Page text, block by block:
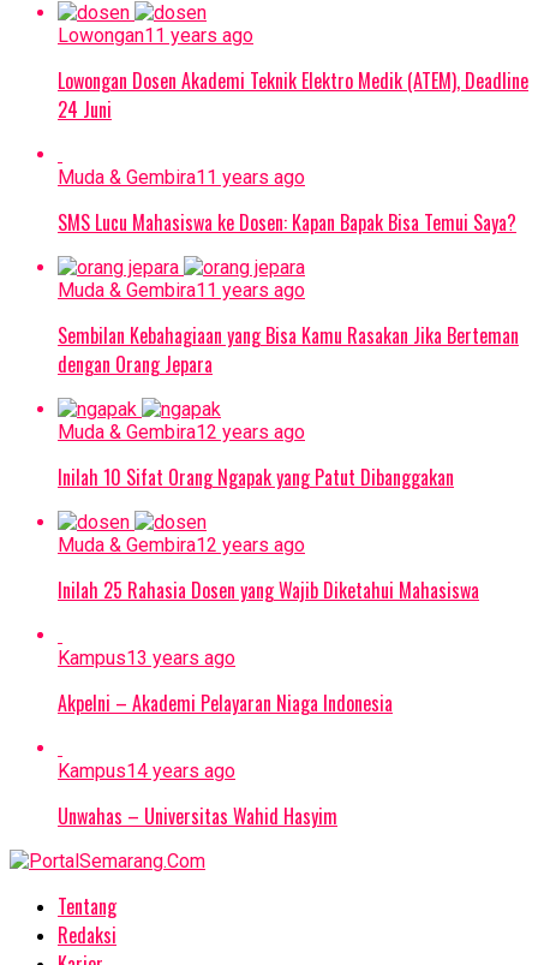
Lowongan11 years ago
Lowongan Dosen Akademi Teknik Elektro Medik (ATEM), Deadline
24 Juni
Muda & Gembira11 years ago
SMS Lucu Mahasiswa ke Dosen: Kapan Bapak Bisa Temui Saya?
Muda & Gembira11 years ago
Sembilan Kebahagiaan yang Bisa Kamu Rasakan Jika Berteman
dengan Orang Jepara
Muda & Gembira12 years ago
Inilah 10 Sifat Orang Ngapak yang Patut Dibanggakan
Muda & Gembira12 years ago
Inilah 25 Rahasia Dosen yang Wajib Diketahui Mahasiswa
Kampus13 years ago
Akpelni – Akademi Pelayaran Niaga Indonesia
Kampus14 years ago
Unwahas – Universitas Wahid Hasyim
Tentang
Redaksi